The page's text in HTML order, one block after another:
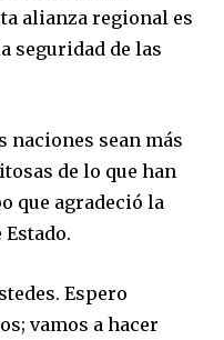
alianza regional es
seguridad de las
naciones sean más
de lo que han
que agradeció la
Espero
vamos a hacer